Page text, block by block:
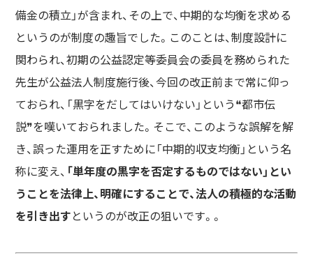
備金の積立」が含まれ、その上で、中期的な均衡を求める
というのが制度の趣旨でした。このことは、制度設計に
関わられ、初期の公益認定等委員会の委員を務められた
先生が公益法人制度施行後、今回の改正前まで常に仰っ
ておられ、「黒字をだしてはいけない」という❝都市伝
説❞を嘆いておられました。そこで、このような誤解を解
き、誤った運用を正すために「中期的収支均衡」という名
称に変え、 「単年度の黒字を否定するものではない」とい
うことを法律上、明確にすることで、法人の積極的な活動
を引き出すというのが改正の狙いです。。